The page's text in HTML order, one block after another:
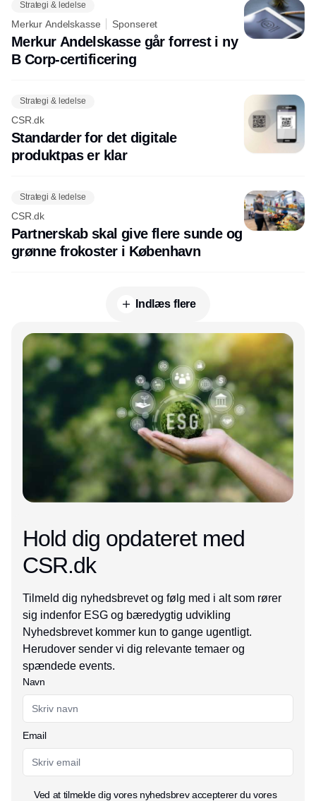
Strategi & ledelse
Merkur Andelskasse Sponseret
Merkur Andelskasse går forrest i ny
B Corp-certificering
Strategi & ledelse
CSR.dk
Standarder for det digitale
produktpas er klar
Strategi & ledelse
CSR.dk
Partnerskab skal give flere sunde og
grønne frokoster i København
Indlæs flere
Annonce
Hold dig opdateret med
CSR.dk
Tilmeld dig nyhedsbrevet og følg med i alt som rører
sig indenfor ESG og bæredygtig udvikling
Nyhedsbrevet kommer kun to gange ugentligt.
Herudover sender vi dig relevante temaer og
spændede events.
Navn
Email
Ved at tilmelde dig vores nyhedsbrev accepterer du vores